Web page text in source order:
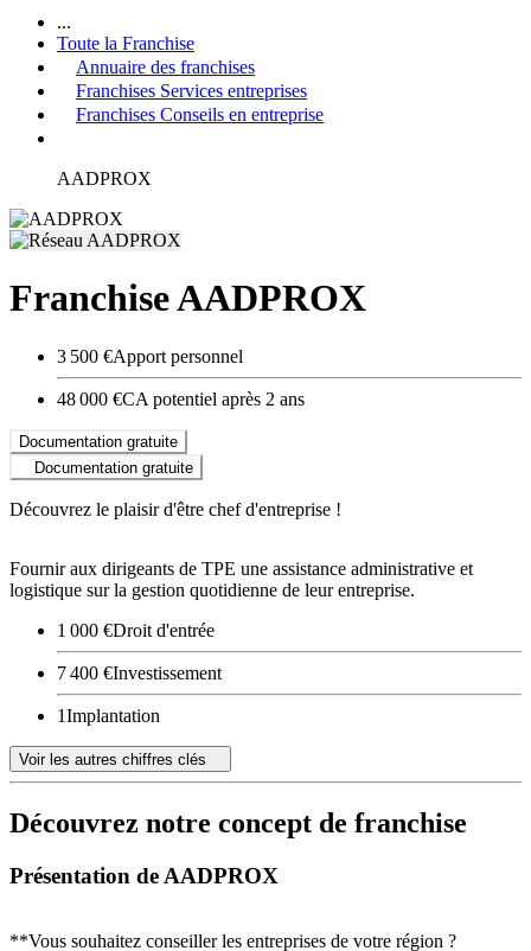
...
Toute la Franchise
Annuaire des franchises
Franchises Services entreprises
Franchises Conseils en entreprise
AADPROX
Franchise AADPROX
3 500 €Apport personnel
48 000 €CA potentiel après 2 ans
Documentation gratuite
Documentation gratuite
Découvrez le plaisir d'être chef d'entreprise !
Fournir aux dirigeants de TPE une assistance administrative et
logistique sur la gestion quotidienne de leur entreprise.
1 000 €Droit d'entrée
7 400 €Investissement
1Implantation
Voir les autres chiffres clés
Découvrez notre concept de franchise
Présentation de AADPROX
**Vous souhaitez conseiller les entreprises de votre région ?